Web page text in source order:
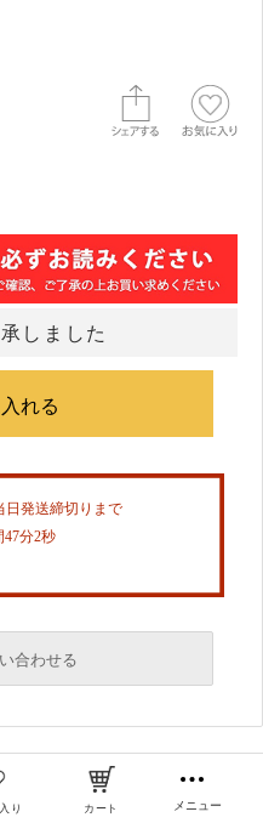
しました
日発送締切りまで
47分2秒
合わせる
り カート メニュー